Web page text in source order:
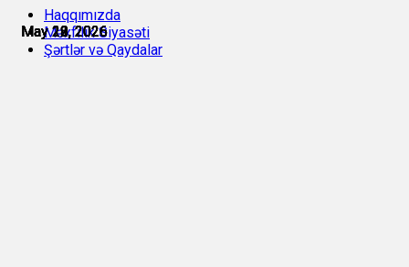
May 18, 2026
May 19, 2026
May 19, 2026
May 21, 2026
May 22, 2026
May 22, 2026
Haqqımızda
Məxfilik Siyasəti
Şərtlər və Qaydalar